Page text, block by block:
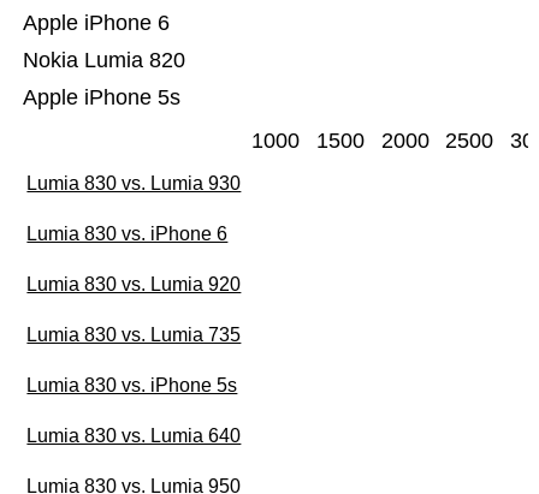
Apple iPhone 5s
Nokia Lumia 820
Apple iPhone 6
1000 1500 2000 2500
Lumia 830 vs. Lumia 930
Lumia 830 vs. iPhone 6
Lumia 830 vs. Lumia 920
Lumia 830 vs. Lumia 735
Lumia 830 vs. iPhone 5s
Lumia 830 vs. Lumia 640
Lumia 830 vs. Lumia 950